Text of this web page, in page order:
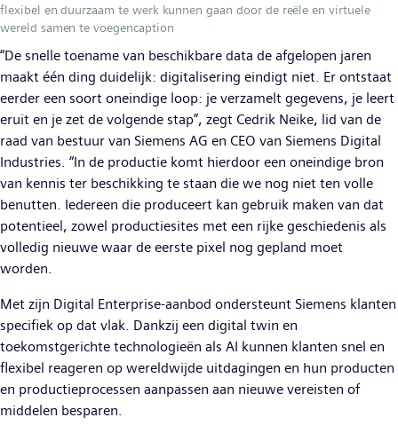
flexibel en duurzaam te werk kunnen gaan door de reële en virtuele
wereld samen te voegencaption
“De snelle toename van beschikbare data de afgelopen jaren
maakt één ding duidelijk: digitalisering eindigt niet. Er ontstaat
eerder een soort oneindige loop: je verzamelt gegevens, je leert
eruit en je zet de volgende stap”, zegt Cedrik Neike, lid van de
raad van bestuur van Siemens AG en CEO van Siemens Digital
Industries. “In de productie komt hierdoor een oneindige bron
van kennis ter beschikking te staan die we nog niet ten volle
benutten. Iedereen die produceert kan gebruik maken van dat
potentieel, zowel productiesites met een rijke geschiedenis als
volledig nieuwe waar de eerste pixel nog gepland moet
worden.
Met zijn Digital Enterprise-aanbod ondersteunt Siemens klanten
specifiek op dat vlak. Dankzij een digital twin en
toekomstgerichte technologieën als AI kunnen klanten snel en
flexibel reageren op wereldwijde uitdagingen en hun producten
en productieprocessen aanpassen aan nieuwe vereisten of
middelen besparen.